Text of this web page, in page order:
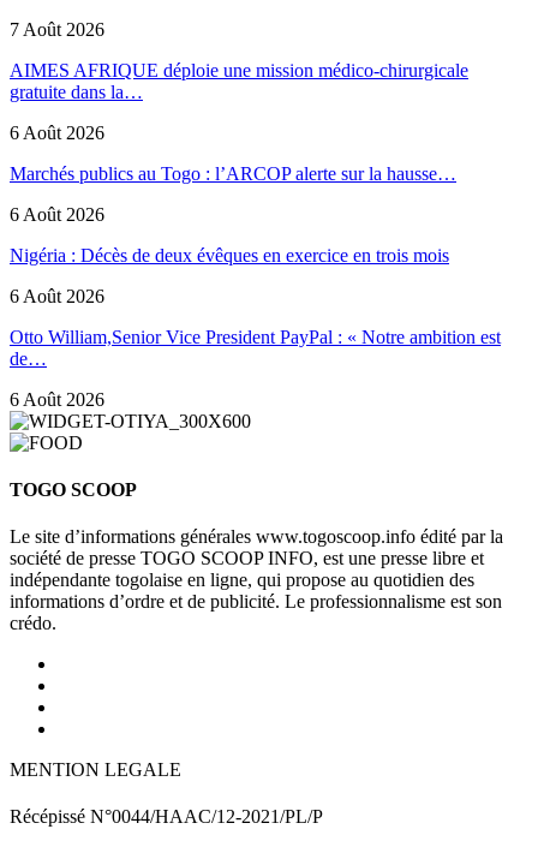
7 Août 2026
AIMES AFRIQUE déploie une mission médico-chirurgicale
gratuite dans la…
6 Août 2026
Marchés publics au Togo : l’ARCOP alerte sur la hausse…
6 Août 2026
Nigéria : Décès de deux évêques en exercice en trois mois
6 Août 2026
Otto William,Senior Vice President PayPal : « Notre ambition est
de…
6 Août 2026
TOGO SCOOP
Le site d’informations générales www.togoscoop.info édité par la
société de presse TOGO SCOOP INFO, est une presse libre et
indépendante togolaise en ligne, qui propose au quotidien des
informations d’ordre et de publicité. Le professionnalisme est son
crédo.
MENTION LEGALE
Récépissé N°0044/HAAC/12-2021/PL/P